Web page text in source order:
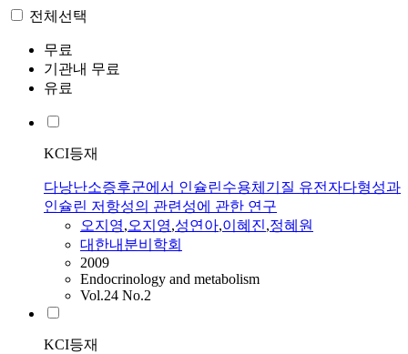
전체선택
무료
기관내 무료
유료
KCI등재
다낭난소증후군에서 인슐린수용체기질 유전자다형성과
인슐린 저항성의 관련성에 관한 연구
오지영,오지영,성연아,이혜진,정혜원
대한내분비학회
2009
Endocrinology and metabolism
Vol.24 No.2
KCI등재